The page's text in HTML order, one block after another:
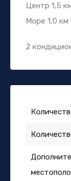
Центр 1,5
Море 1,0 км
2